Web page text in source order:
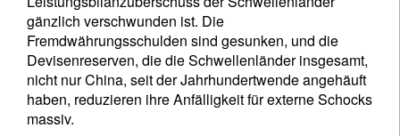
gänzlich verschwunden ist. Die
Fremdwährungsschulden sind gesunken, und die
Devisenreserven, die die Schwellenländer insgesamt,
nicht nur China, seit der Jahrhundertwende angehäuft
haben, reduzieren ihre Anfälligkeit für externe Schocks
massiv.
Newsletter abonnieren